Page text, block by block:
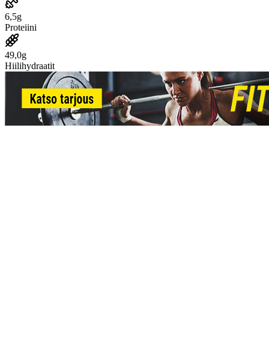
6,5g
Proteiini
49,0g
Hiilihydraatit